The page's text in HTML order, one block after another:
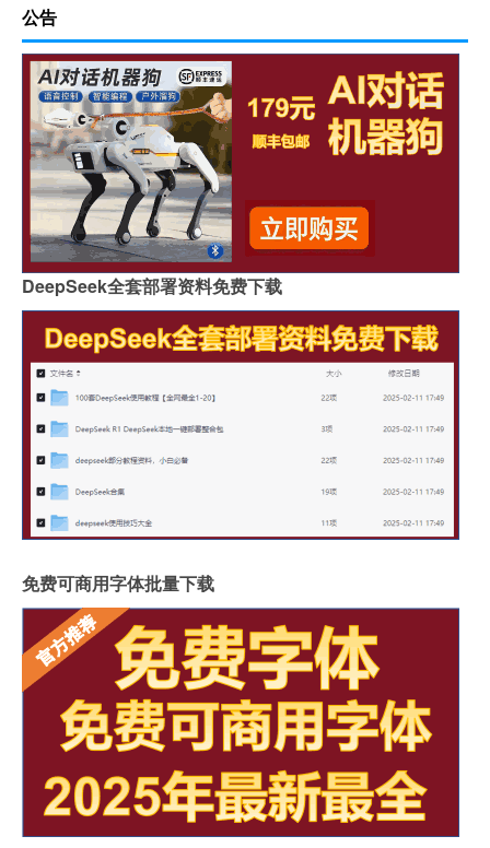
公告
DeepSeek全套部署资料免费下载
免费可商用字体批量下载